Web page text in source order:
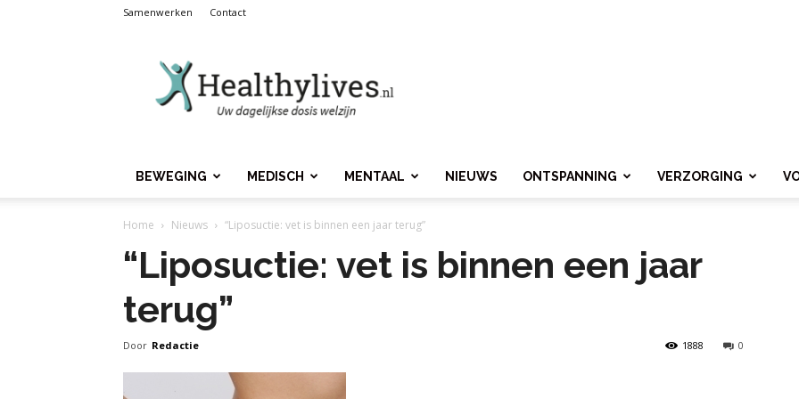
Samenwerken Contact
BEWEGING MEDISCH MENTAAL NIEUWS ONTSPANNING VERZORGING
Home Nieuws “Liposuctie: vet is binnen een jaar terug”
“Liposuctie: vet is binnen een jaar
terug”
Door Redactie 0
1888